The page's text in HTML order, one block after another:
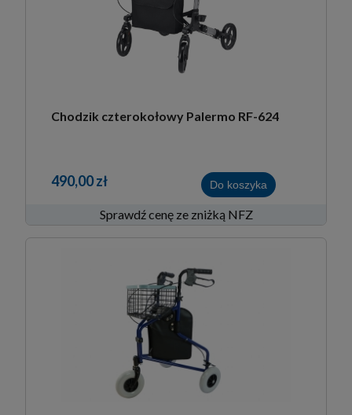
Chodzik czterokołowy Palermo RF-624
490,00 zł Do koszyka
Sprawdź cenę ze zniżką NFZ